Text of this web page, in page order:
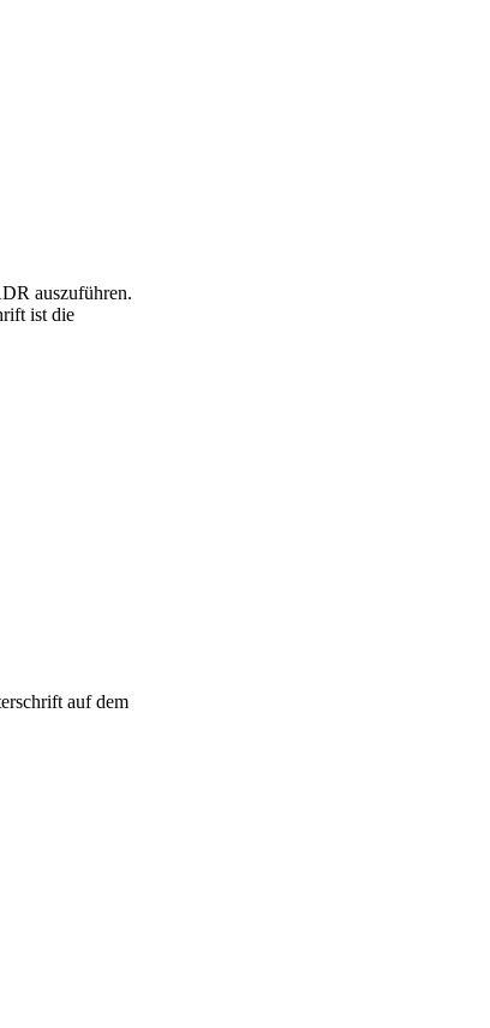
auszuführen.
ist die
auf dem